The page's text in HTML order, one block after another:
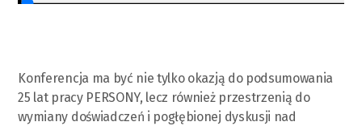
Konferencja ma być nie tylko okazją do podsumowania
25 lat pracy PERSONY, lecz również przestrzenią do
wymiany doświadczeń i pogłębionej dyskusji nad